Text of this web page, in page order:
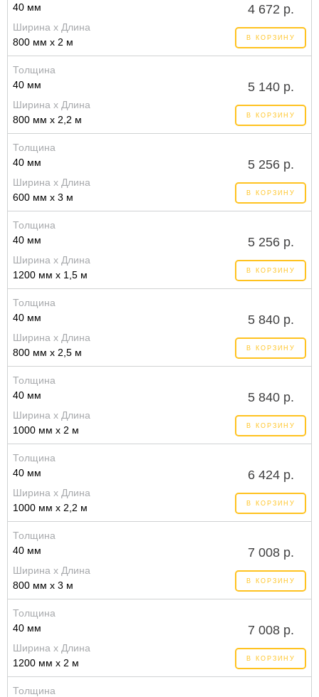
40 мм
Ширина x Длина
800 мм x 2 м
4 672 р.
В КОРЗИНУ
Толщина
40 мм
Ширина x Длина
800 мм x 2,2 м
5 140 р.
В КОРЗИНУ
Толщина
40 мм
Ширина x Длина
600 мм x 3 м
5 256 р.
В КОРЗИНУ
Толщина
40 мм
Ширина x Длина
1200 мм x 1,5 м
5 256 р.
В КОРЗИНУ
Толщина
40 мм
Ширина x Длина
800 мм x 2,5 м
5 840 р.
В КОРЗИНУ
Толщина
40 мм
Ширина x Длина
1000 мм x 2 м
5 840 р.
В КОРЗИНУ
Толщина
40 мм
Ширина x Длина
1000 мм x 2,2 м
6 424 р.
В КОРЗИНУ
Толщина
40 мм
Ширина x Длина
800 мм x 3 м
7 008 р.
В КОРЗИНУ
Толщина
40 мм
Ширина x Длина
1200 мм x 2 м
7 008 р.
В КОРЗИНУ
Толщина